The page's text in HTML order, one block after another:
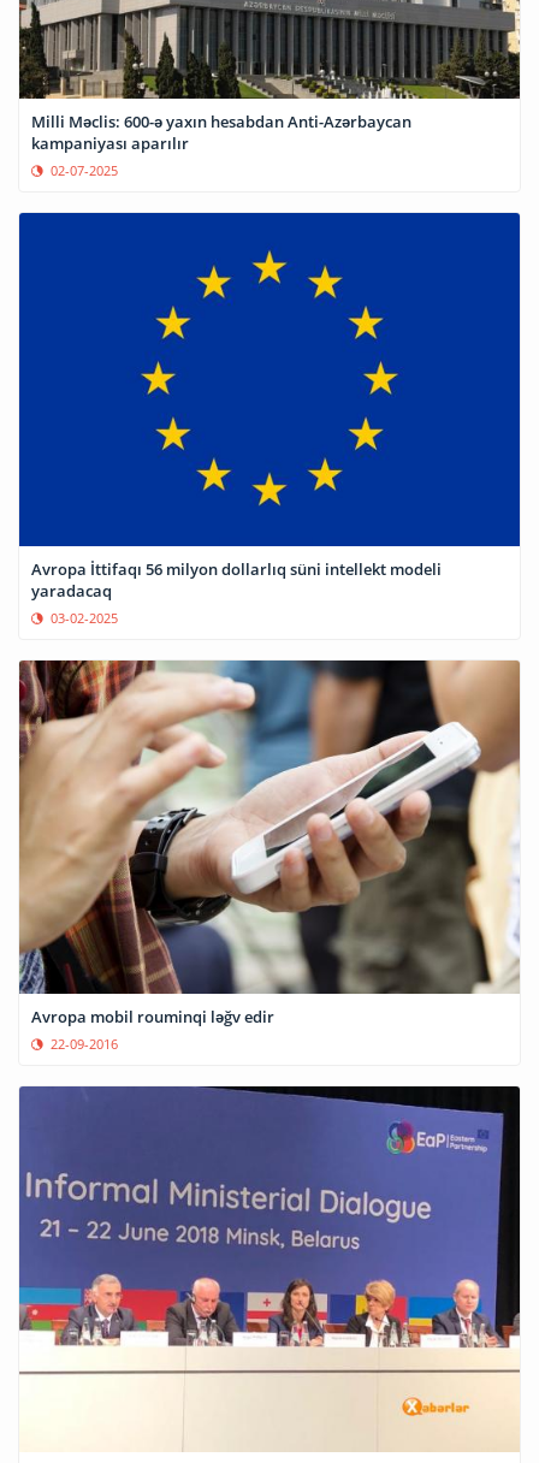
Milli Məclis: 600-ə yaxın hesabdan Anti-Azərbaycan
kampaniyası aparılır
02-07-2025
Avropa İttifaqı 56 milyon dollarlıq süni intellekt modeli
yaradacaq
03-02-2025
Avropa mobil rouminqi ləğv edir
22-09-2016